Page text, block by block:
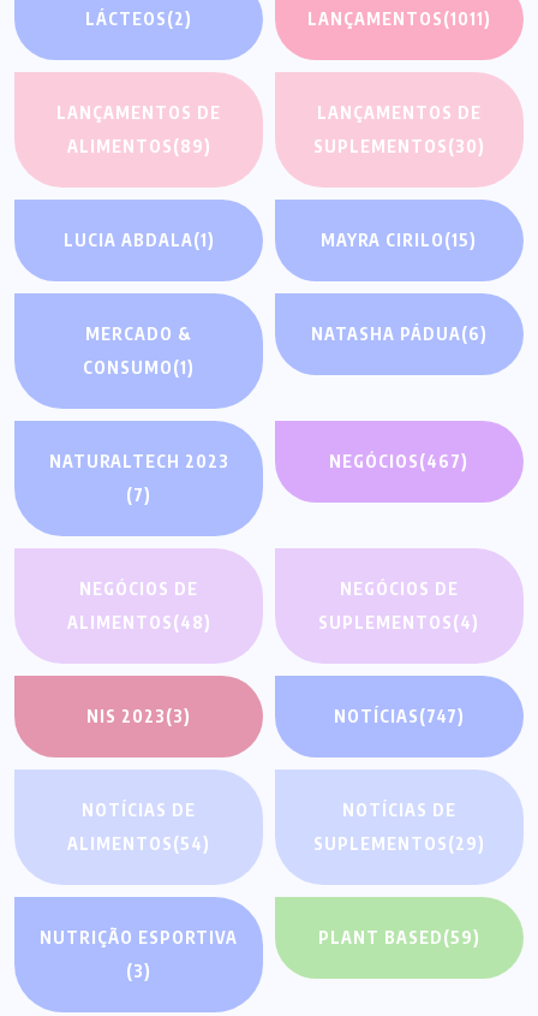
LÁCTEOS(2) LANÇAMENTOS(1011)
LANÇAMENTOS DE
ALIMENTOS(89)
LANÇAMENTOS DE
SUPLEMENTOS(30)
LUCIA ABDALA(1) MAYRA CIRILO(15)
MERCADO &
CONSUMO(1)
NATASHA PÁDUA(6)
NATURALTECH 2023
(7)
NEGÓCIOS(467)
NEGÓCIOS DE
ALIMENTOS(48)
NEGÓCIOS DE
SUPLEMENTOS(4)
NIS 2023(3) NOTÍCIAS(747)
NOTÍCIAS DE
ALIMENTOS(54)
NOTÍCIAS DE
SUPLEMENTOS(29)
NUTRIÇÃO ESPORTIVA
(3)
PLANT BASED(59)